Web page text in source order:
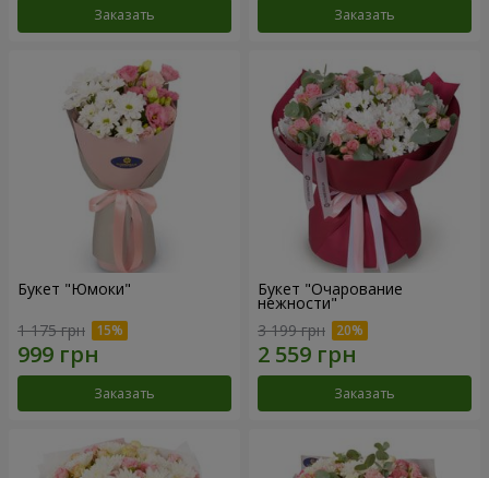
Заказать Заказать
Букет "Юмоки"
1 175 грн
Заказать
Букет "Очарование
нежности"
3 199 грн
Заказать